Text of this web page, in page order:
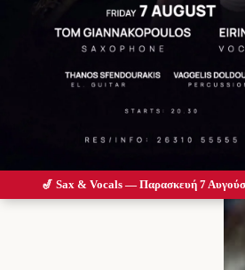
🎷 Sax & Vocals — Παρασκευή 7